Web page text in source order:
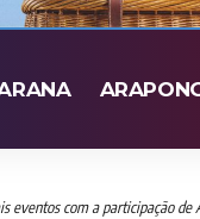
eventos com a participação de